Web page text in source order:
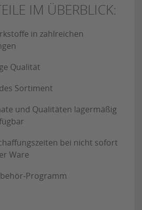
IM ÜBERBLICK:
in zahlreichen
Qualität
Sortiment
und Qualitäten lagermäßig
bei nicht sofort
Ware
Programm